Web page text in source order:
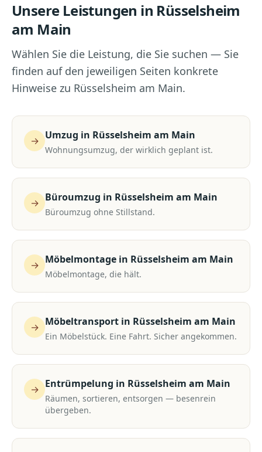
Unsere Leistungen in Rüsselsheim
am Main
Wählen Sie die Leistung, die Sie suchen — Sie
finden auf den jeweiligen Seiten konkrete
Hinweise zu Rüsselsheim am Main.
→ Umzug in Rüsselsheim am Main
Wohnungsumzug, der wirklich geplant ist.
→ Büroumzug in Rüsselsheim am Main
Büroumzug ohne Stillstand.
→ Möbelmontage in Rüsselsheim am Main
Möbelmontage, die hält.
→ Möbeltransport in Rüsselsheim am Main
Ein Möbelstück. Eine Fahrt. Sicher angekommen.
→ Entrümpelung in Rüsselsheim am Main
Räumen, sortieren, entsorgen — besenrein
übergeben.